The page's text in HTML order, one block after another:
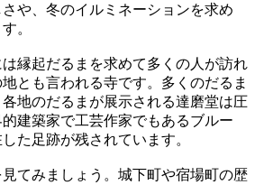
や、冬のイルミネーションを求め
。
縁起だるまを求めて多くの人が訪れ
とも言われる寺です。多くのだるま
地のだるまが展示される達磨堂は圧
建築家で工芸作家でもあるブルー
た足跡が残されています。
てみましょう。城下町や宿場町の歴